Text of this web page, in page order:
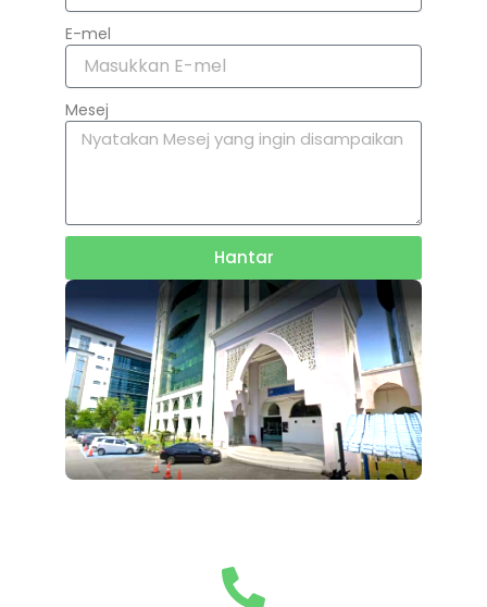
E-mel
Mesej
Hantar